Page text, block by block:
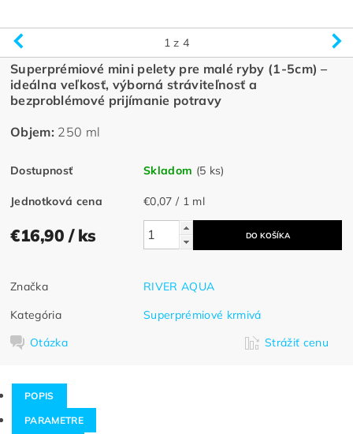
1 z 4
Superprémiové mini pelety pre malé ryby (1-5cm) –
ideálna veľkosť, výborná stráviteľnosť a
bezproblémové prijímanie potravy
Objem: 250 ml
Dostupnosť Skladom (5 ks)
Jednotková cena €0,07 / 1 ml
€16,90 / ks
Značka
RIVER AQUA
Kategória
Superprémiové krmivá
Otázka
Strážiť cenu
POPIS
PARAMETRE